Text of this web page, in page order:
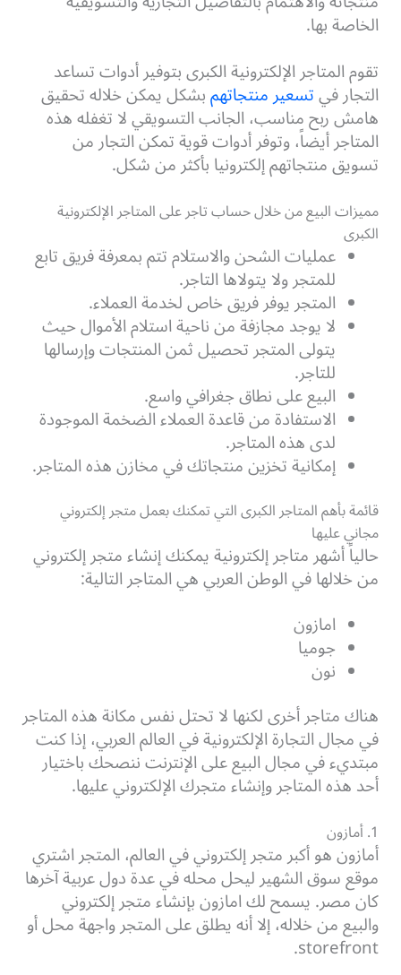
الخاصة بها.
تقوم المتاجر الإلكترونية الكبرى بتوفير أدوات تساعد
التجار فيتسعير منتجاتهمبشكل يمكن خلاله تحقيق
هامش ربح مناسب، الجانب التسويقي لا تغفله هذه
المتاجر أيضاً، وتوفر أدوات قوية تمكن التجار من
تسويق منتجاتهم إلكترونيا بأكثر من شكل.
مميزات البيع من خلال حساب تاجر على المتاجر الإلكترونية
الكبرى
عمليات الشحن والاستلام تتم بمعرفة فريق تابع
للمتجر ولا يتولاها التاجر.
المتجر يوفر فريق خاص لخدمة العملاء.
لا يوجد مجازفة من ناحية استلام الأموال حيث
يتولى المتجر تحصيل ثمن المنتجات وإرسالها
للتاجر.
البيع على نطاق جغرافي واسع.
الاستفادة من قاعدة العملاء الضخمة الموجودة
لدى هذه المتاجر.
إمكانية تخزين منتجاتك في مخازن هذه المتاجر.
قائمة بأهم المتاجر الكبرى التي تمكنك بعمل متجر إلكتروني
مجاني عليها
حالياً أشهر متاجر إلكترونية يمكنك إنشاء متجر إلكتروني
من خلالها في الوطن العربي هي المتاجر التالية:
امازون
جوميا
نون
هناك متاجر أخرى لكنها لا تحتل نفس مكانة هذه المتاجر
في مجال التجارة الإلكترونية في العالم العربي، إذا كنت
مبتديء في مجال البيع على الإنترنت ننصحك باختيار
أحد هذه المتاجر وإنشاء متجرك الإلكتروني عليها.
1. أمازون
أمازون هو أكبر متجر إلكتروني في العالم، المتجر اشتري
موقع سوق الشهير ليحل محله في عدة دول عربية آخرها
كان مصر. يسمح لك امازون بإنشاء متجر إلكتروني
والبيع من خلاله، إلا أنه يطلق على المتجر واجهة محل أو
storefront.